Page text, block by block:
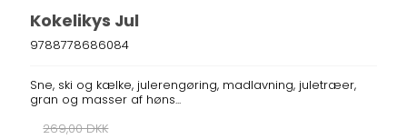
Kokelikys Jul
9788778686084
Sne, ski og kælke, julerengøring, madlavning, juletræer,
gran og masser af høns...
269,00 DKK